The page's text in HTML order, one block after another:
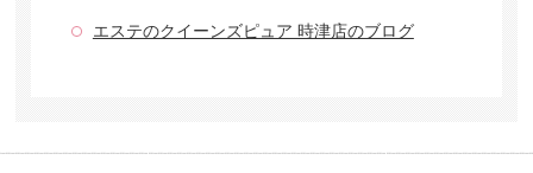
エステのクイーンズピュア 時津店のブログ